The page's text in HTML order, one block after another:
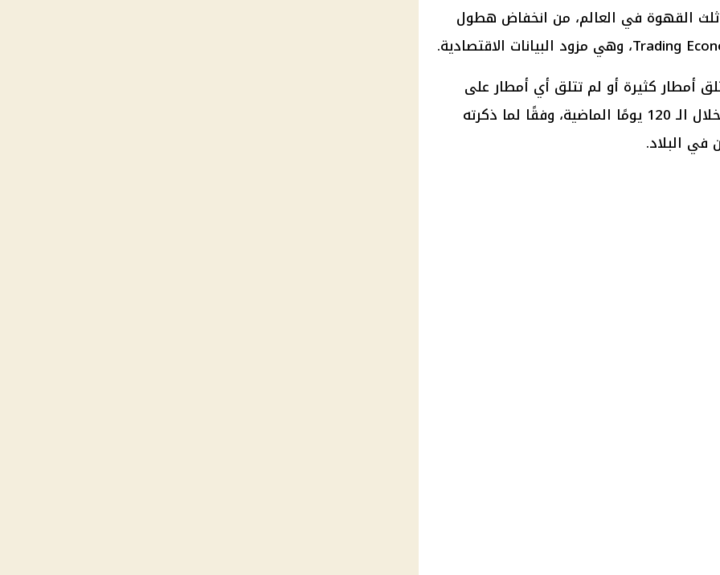
ثلث القهوة في العالم، من انخفاض هطول
أمطار كثيرة أو لم تتلق أي أمطار على
العديد من مناطق النمو الرئيسية خلال الـ 120 يومًا الماضية، وفقًا لما ذكرته
في البلاد.